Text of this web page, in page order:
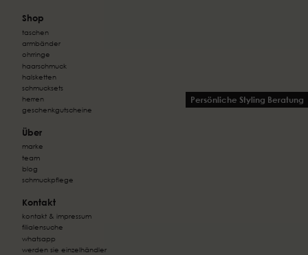
Persönliche Styling Beratung
Shop
taschen
armbänder
ohrringe
haarschmuck
halsketten
schmucksets
herren
geschenkgutscheine
Über
marke
team
blog
schmuckpflege
Kontakt
kontakt & impressum
filialensuche
whatsapp
werden sie einzelhändler